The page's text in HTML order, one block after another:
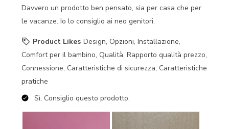
Davvero un prodotto ben pensato, sia per casa che per
le vacanze. Io lo consiglio ai neo genitori.
Product Likes Design, Opzioni, Installazione,
Comfort per il bambino, Qualità, Rapporto qualità prezzo,
Connessione, Caratteristiche di sicurezza, Caratteristiche
pratiche
Sì, Consiglio questo prodotto.